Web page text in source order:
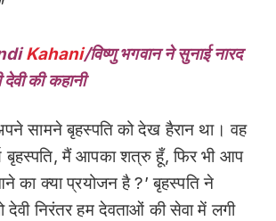
Kahani/विष्णु भगवान ने सुनाई नारद
देवी की कहानी
सामने बृहस्पति को देख हैरान था। वह
बृहस्पति, मैं आपका शत्रु हूँ, फिर भी आप
का क्या प्रयोजन है ?’ बृहस्पति ने
देवी निरंतर हम देवताओं की सेवा में लगी